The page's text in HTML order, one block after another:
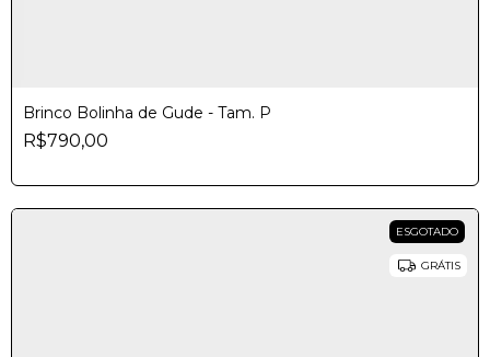
Brinco Bolinha de Gude - Tam. P
R$790,00
ESGOTADO
GRÁTIS